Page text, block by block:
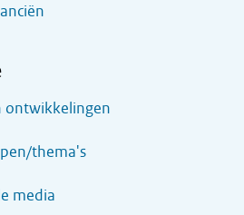
ontwikkelingen
thema's
media